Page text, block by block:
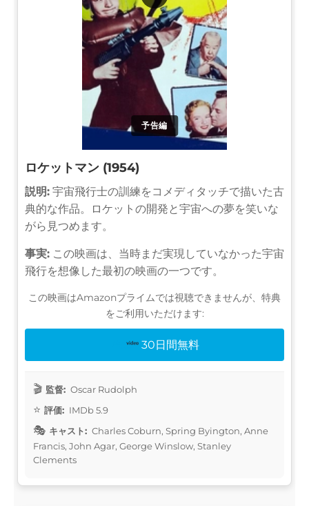
予告編
ロケットマン (1954)
説明: 宇宙飛行士の訓練をコメディタッチで描いた古
典的な作品。ロケットの開発と宇宙への夢を笑いな
がら見つめます。
事実: この映画は、当時まだ実現していなかった宇宙
飛行を想像した最初の映画の一つです。
この映画はAmazonプライムでは視聴できませんが、特典
をご利用いただけます:
30日間無料
監督: Oscar Rudolph
評価: IMDb 5.9
キャスト: Charles Coburn, Spring Byington, Anne
Francis, John Agar, George Winslow, Stanley
Clements